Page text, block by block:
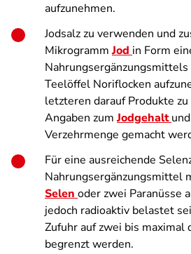
aufzunehmen.
Jodsalz zu verwenden und
MikrogrammJod in Form
Teelöffel Noriflocken
letzteren darauf Produkte
Angaben zumJodgehalt
Verzehrmenge gemacht
Für eine ausreichende
Nahrungsergänzungsmittel
Selen oder zwei Paranüsse
jedoch radioaktiv belastet
Zufuhr auf zwei bis maximal
begrenzt werden.